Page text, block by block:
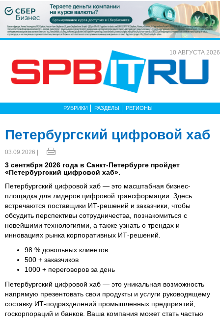
10 АВГУСТА 2026
РУБРИКИ РАЗДЕЛЫ РЕГИОНЫ
Петербургский цифровой хаб
03.09.2026 |
3 сентября 2026 года в Санкт-Петербурге пройдет
«Петербургский цифровой хаб».
Петербургский цифровой хаб — это масштабная бизнес-
площадка для лидеров цифровой трансформации. Здесь
встречаются поставщики ИТ-решений и заказчики, чтобы
обсудить перспективы сотрудничества, познакомиться с
новейшими технологиями, а также узнать о трендах и
инновациях рынка корпоративных ИТ-решений.
98 % довольных клиентов
500 + заказчиков
1000 + переговоров за день
Петербургский цифровой хаб — это уникальная возможность
напрямую презентовать свои продукты и услуги руководящему
составку ИТ-подразделений промышленных предприятий,
госкорпораций и банков. Ваша компания может стать частью